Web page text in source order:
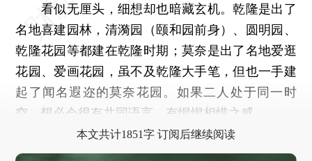
看似无厘头，细想却也暗藏玄机。乾隆是出了
名地喜建园林，清漪园（颐和园前身）、圆明园、
乾隆花园等都建在乾隆时期；莫奈是出了名地爱逛
花园、爱画花园，虽不及乾隆大手笔，但也一手建
起了闻名遐迩的莫奈花园。如果二人处于同一时
空，想必会很有共同语言，有惺惺相惜之感。
本文共计1851字 订阅后继续阅读